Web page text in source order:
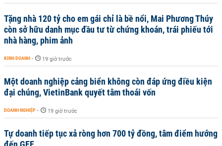
Tặng nhà 120 tỷ cho em gái chỉ là bề nổi, Mai Phương Thúy
còn sở hữu danh mục đầu tư từ chứng khoán, trái phiếu tới
nhà hàng, phim ảnh
KINH DOANH - 19 giờ trước
Một doanh nghiệp cảng biển không còn đáp ứng điều kiện
đại chúng, VietinBank quyết tâm thoái vốn
DOANH NGHIỆP - 19 giờ trước
Tự doanh tiếp tục xả ròng hơn 700 tỷ đồng, tâm điểm hướng